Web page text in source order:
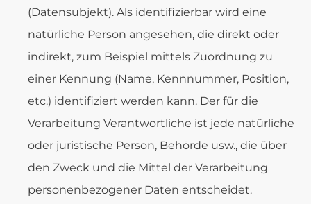
(Datensubjekt). Als identifizierbar wird eine
natürliche Person angesehen, die direkt oder
indirekt, zum Beispiel mittels Zuordnung zu
einer Kennung (Name, Kennnummer, Position,
etc.) identifiziert werden kann. Der für die
Verarbeitung Verantwortliche ist jede natürliche
oder juristische Person, Behörde usw., die über
den Zweck und die Mittel der Verarbeitung
personenbezogener Daten entscheidet.